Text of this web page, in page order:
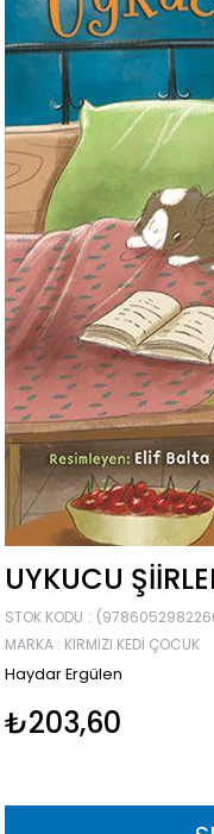
UYKUCU
STOK KODU
MARKA : KIRMIZI KEDI ÇOCUK
Haydar Ergülen
₺203,60